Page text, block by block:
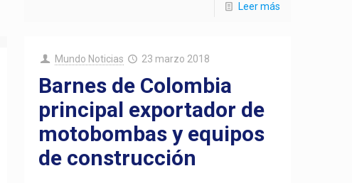
Leer más
Mundo Noticias 23 marzo 2018
Barnes de Colombia
principal exportador de
motobombas y equipos
de construcción